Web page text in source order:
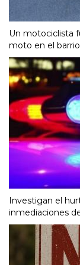
Un motociclista
moto en el
Investigan el
inmediaciones